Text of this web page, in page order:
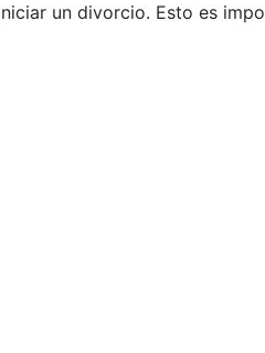
un divorcio. Esto es